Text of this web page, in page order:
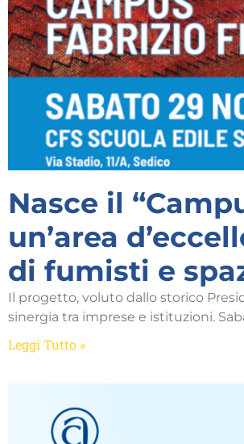
Nasce il
un’area
di fumisti e
Il progetto, voluto dallo storico
sinergia tra imprese e istituzioni.
Leggi Tutto »